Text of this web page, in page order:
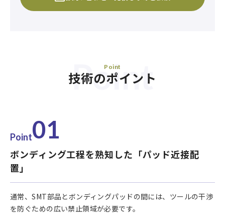
Point
Point
技術のポイント
Point01
ボンディング工程を熟知した「パッド近接配
置」
通常、SMT部品とボンディングパッドの間には、ツールの干渉
を防ぐための広い禁止領域が必要です。